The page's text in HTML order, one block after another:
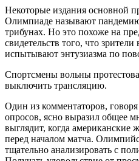
Некоторые издания основной
Олимпиаде называют
трибунах. Но это похоже на
свидетельств того, что
испытывают энтузиазма по
Спортсмены вольны
выключить трансляцию.
Один из комментаторов,
опросов, ясно выразил общее
выглядит, когда
перед началом матча.
тщательно анализировать с